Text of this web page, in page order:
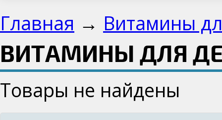
Главная → Витамины
ВИТАМИНЫ ДЛЯ
Товары не найдены